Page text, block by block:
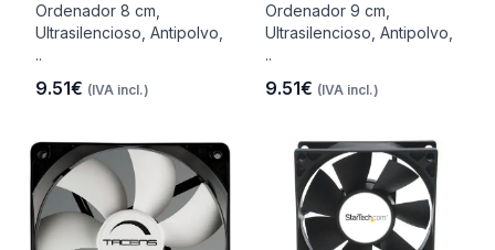
Ordenador 8 cm,
Ultrasilencioso, Antipolvo,
..
9.51€ (IVA incl.)
Ordenador 9 cm,
Ultrasilencioso, Antipolvo,
..
9.51€ (IVA incl.)